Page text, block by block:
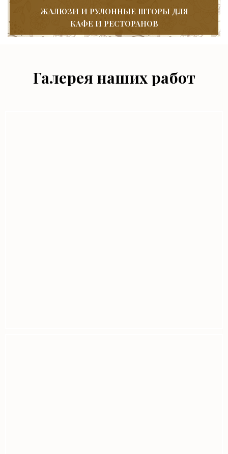
ЖАЛЮЗИ И РУЛОННЫЕ ШТОРЫ ДЛЯ
КАФЕ И РЕСТОРАНОВ
Галерея наших работ